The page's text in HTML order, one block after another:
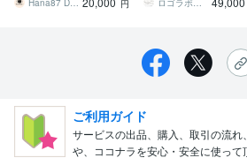
Hana87 Design✏︎
円
ロゴラボ｜企業・店舗特化型デザイン事務所
ご利用ガイド
サービスの出品、購入、取引の流
や、ココナラを安心・安全に使っ